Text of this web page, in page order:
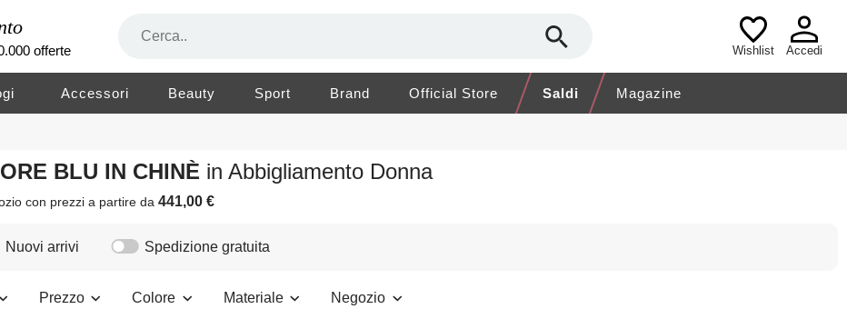
offerte Wishlist Accedi
Accessori Beauty Sport Brand Official Store Saldi Magazine
BLU IN CHINÈ in Abbigliamento Donna
con prezzi a partire da441,00 €
Nuovi arrivi Spedizione gratuita
Prezzo Colore Materiale Negozio